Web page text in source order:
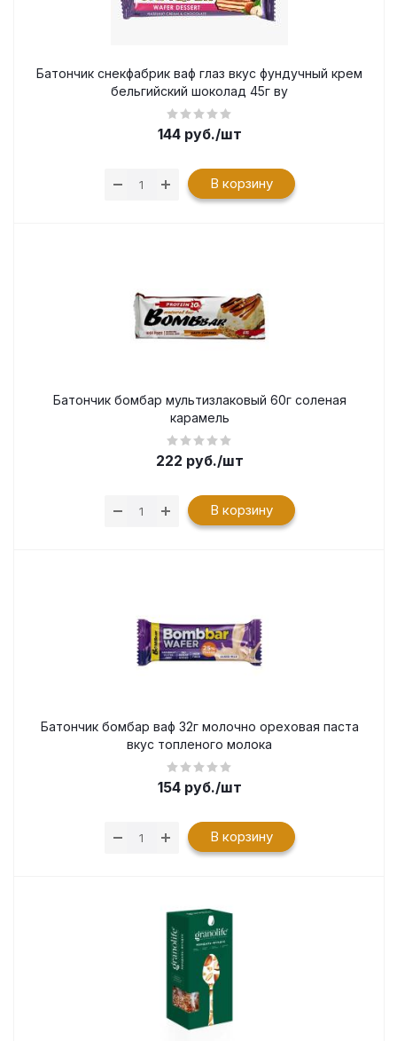
Батончик снекфабрик ваф глаз вкус фундучный крем
бельгийский шоколад 45г ву
144руб./шт
В корзину
Батончик бомбар мультизлаковый 60г соленая
карамель
222 руб./шт
В корзину
Батончик бомбар ваф 32г молочно ореховая паста
вкус топленого молока
154руб./шт
В корзину